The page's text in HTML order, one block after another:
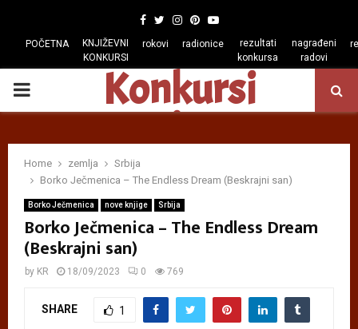
Facebook
TwitterInstagram
Pinterest
Youtube
POČETNA
KNJIŽEVNI
KONKURSI
rokovi radionice
rezultati
konkursa
nagrađeni
radovi
PRIMARY
Konkursi
regiona
Home zemlja
Srbija
Borko Ječmenica – The Endless Dream (Beskrajni san)
Borko Ječmenica nove knjige Srbija
Borko Ječmenica – The Endless Dream
(Beskrajni san)
by KR 18/09/2023 0 769
SHARE 1